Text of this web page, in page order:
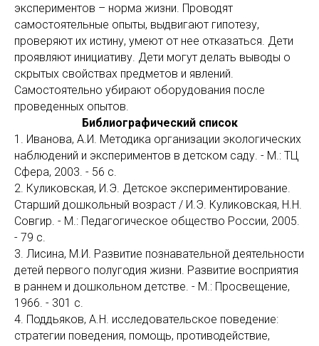
экспериментов – норма жизни. Проводят
самостоятельные опыты, выдвигают гипотезу,
проверяют их истину, умеют от нее отказаться. Дети
проявляют инициативу. Дети могут делать выводы о
скрытых свойствах предметов и явлений.
Самостоятельно убирают оборудования после
проведенных опытов.
Библиографический список
1. Иванова, А.И. Методика организации экологических
наблюдений и экспериментов в детском саду. - М.: ТЦ
Сфера, 2003. - 56 с.
2. Куликовская, И.Э. Детское экспериментирование.
Старший дошкольный возраст / И.Э. Куликовская, Н.Н.
Совгир. - М.: Педагогическое общество России, 2005.
- 79 с.
3. Лисина, М.И. Развитие познавательной деятельности
детей первого полугодия жизни. Развитие восприятия
в раннем и дошкольном детстве. - М.: Просвещение,
1966. - 301 с.
4. Поддьяков, А.Н. исследовательское поведение:
стратегии поведения, помощь, противодействие,